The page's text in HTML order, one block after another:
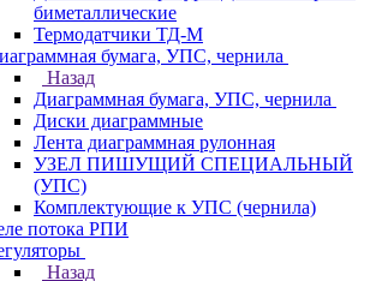
биметаллические
Термодатчики ТД-М
бумага, УПС, чернила
Назад
Диаграммная бумага, УПС, чернила
Диски диаграммные
Лента диаграммная рулонная
УЗЕЛ ПИШУЩИЙ СПЕЦИАЛЬНЫЙ
(УПС)
Комплектующие к УПС (чернила)
потока РПИ
Назад